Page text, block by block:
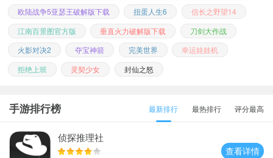
欧陆战争5亚瑟王破解版下载
扭蛋人生6
信长之野望14
江南百景图官方版
垂直火力破解版下载
刀剑大作战
火影对决2
夺宝神箭 完美世界
幸运娃娃机
拒绝上班
灵契少女 封仙之怒
手游排行榜 最新排行 最热排行 评分最高
侦探推理社
查看详情